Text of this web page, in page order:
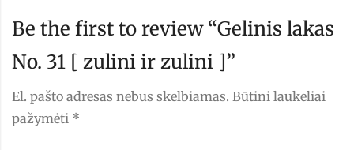
Be the first to review “Gelinis lakas
No. 31 [ zulini ir zulini ]”
El. pašto adresas nebus skelbiamas. Būtini laukeliai
pažymėti *